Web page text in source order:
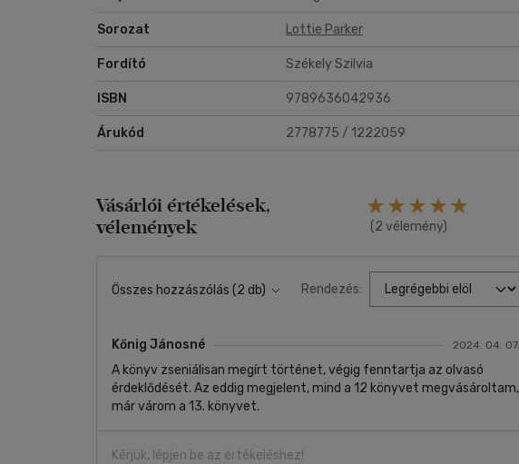
Sorozat Lottie Parker
Fordító Székely Szilvia
ISBN 9789636042936
Árukód 2778775 / 1222059
Vásárlói értékelések,
vélemények
(2 vélemény)
Összes hozzászólás (2 db) Rendezés:
Kőnig Jánosné 2024. 04. 07.
A könyv zseniálisan megírt történet, végig fenntartja az olvasó
érdeklődését. Az eddig megjelent, mind a 12 könyvet megvásároltam,
már várom a 13. könyvet.
Kérjük, lépjen be az értékeléshez!